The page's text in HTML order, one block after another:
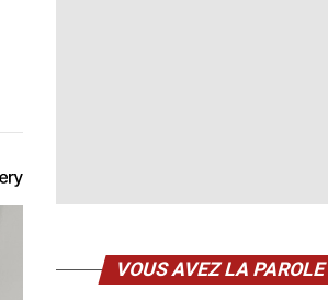
VOUS AVEZ LA PAROLE